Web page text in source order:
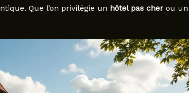
Que l’on privilégie un hôtel pas cherou un